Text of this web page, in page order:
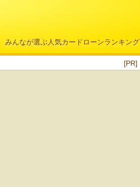
みんなが選ぶ人気カードローンランキング
[PR]